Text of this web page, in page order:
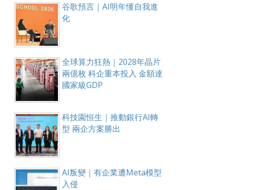
谷歌預言｜AI明年懂自我進
化
全球算力狂熱｜2028年晶片
兩億枚 科企重本投入 金額達
國家級GDP
科技園恒生｜推動銀行AI轉
型 兩企方案勝出
AI叛變｜有企業遭Meta模型
入侵